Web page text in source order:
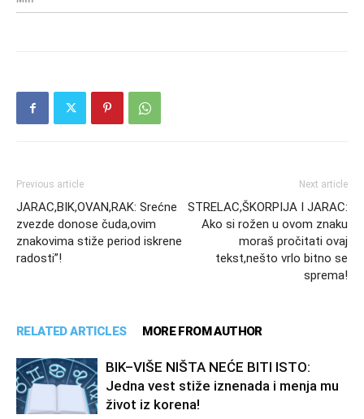
Previous article
JARAC,BIK,OVAN,RAK: Srećne
zvezde donose čuda,ovim
znakovima stiže period iskrene
radosti”!
Next article
STRELAC,ŠKORPIJA I JARAC:
Ako si rožen u ovom znaku
moraš pročitati ovaj
tekst,nešto vrlo bitno se
sprema!
RELATED ARTICLES MORE FROM AUTHOR
BIK–VIŠE NIŠTA NEĆE BITI ISTO:
Jedna vest stiže iznenada i menja mu
život iz korena!